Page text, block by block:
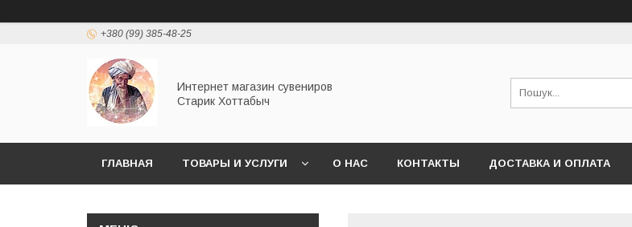
+380 (99) 385-48-25
Интернет магазин сувениров
Старик Хоттабыч
ГЛАВНАЯ ТОВАРЫ И УСЛУГИ О НАС КОНТАКТЫ ДОСТАВКА И ОПЛАТА